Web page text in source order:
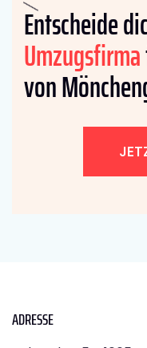
Entscheide
Umzugsfirma
von
ADRESSE